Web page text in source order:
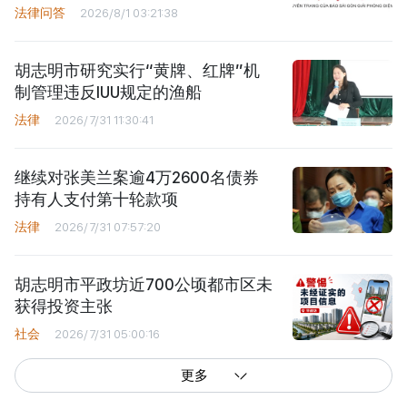
法律问答 2026/8/1 03:21:38
胡志明市研究实行“黄牌、红牌”机
制管理违反IUU规定的渔船
法律 2026/7/31 11:30:41
继续对张美兰案逾4万2600名债券
持有人支付第十轮款项
法律 2026/7/31 07:57:20
胡志明市平政坊近700公顷都市区未
获得投资主张
社会 2026/7/31 05:00:16
更多